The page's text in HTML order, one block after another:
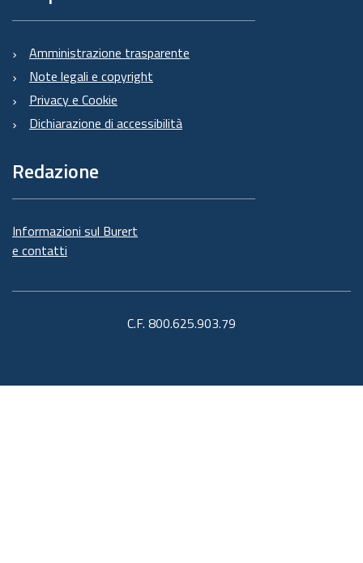
Amministrazione trasparente
Note legali e copyright
Privacy e Cookie
Dichiarazione di accessibilità
Redazione
Informazioni sul Burert
e contatti
C.F. 800.625.903.79